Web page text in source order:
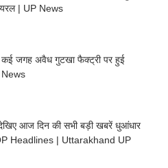
| UP News
जगह अवैध गुटखा फैक्ट्री पर हुई
News
आज दिन की सभी बड़ी खबरें धुआंधार
Headlines | Uttarakhand UP